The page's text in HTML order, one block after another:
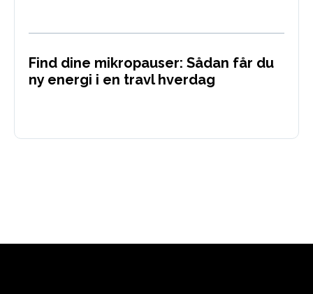
Find dine mikropauser: Sådan får du
ny energi i en travl hverdag